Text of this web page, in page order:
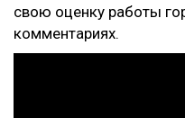
свою оценку работы
комментариях.